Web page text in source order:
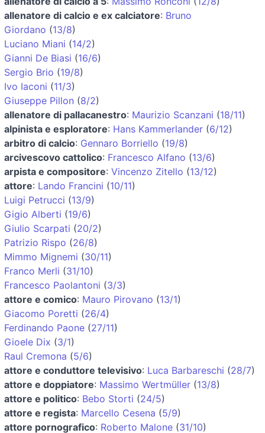
allenatore di calcio e ex calciatore: Bruno
Giordano (13/8)
Luciano Miani (14/2)
Gianni De Biasi (16/6)
Sergio Brio (19/8)
Ivo Iaconi (11/3)
Giuseppe Pillon (8/2)
allenatore di pallacanestro: Maurizio Scanzani (18/11)
alpinista e esploratore: Hans Kammerlander (6/12)
arbitro di calcio: Gennaro Borriello (19/8)
arcivescovo cattolico: Francesco Alfano (13/6)
arpista e compositore: Vincenzo Zitello (13/12)
attore: Lando Francini (10/11)
Luigi Petrucci (13/9)
Gigio Alberti (19/6)
Giulio Scarpati (20/2)
Patrizio Rispo (26/8)
Mimmo Mignemi (30/11)
Franco Merli (31/10)
Francesco Paolantoni (3/3)
attore e comico: Mauro Pirovano (13/1)
Giacomo Poretti (26/4)
Ferdinando Paone (27/11)
Gioele Dix (3/1)
Raul Cremona (5/6)
attore e conduttore televisivo: Luca Barbareschi (28/7)
attore e doppiatore: Massimo Wertmüller (13/8)
attore e politico: Bebo Storti (24/5)
attore e regista: Marcello Cesena (5/9)
attore pornografico: Roberto Malone (31/10)